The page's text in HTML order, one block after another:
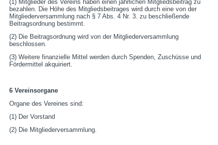
(1) Mitglieder des Vereins haben einen jährlichen Mitgliedsbeitrag zu
bezahlen. Die Höhe des Mitgliedsbeitrages wird durch eine von der
Mitgliederversammlung nach § 7 Abs. 4 Nr. 3. zu beschließende
Beitragsordnung bestimmt.
(2) Die Beitragsordnung wird von der Mitgliederversammlung
beschlossen.
(3) Weitere finanzielle Mittel werden durch Spenden, Zuschüsse und
Fördermittel akquiriert.
6 Vereinsorgane
Organe des Vereines sind:
(1) Der Vorstand
(2) Die Mitgliederversammlung.